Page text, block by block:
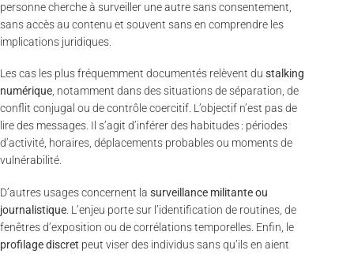
personne cherche à surveiller une autre sans consentement,
sans accès au contenu et souvent sans en comprendre les
implications juridiques.
Les cas les plus fréquemment documentés relèvent du stalking
numérique, notamment dans des situations de séparation, de
conflit conjugal ou de contrôle coercitif. L’objectif n’est pas de
lire des messages. Il s’agit d’inférer des habitudes : périodes
d’activité, horaires, déplacements probables ou moments de
vulnérabilité.
D’autres usages concernent la surveillance militante ou
journalistique . L’enjeu porte sur l’identification de routines, de
fenêtres d’exposition ou de corrélations temporelles. Enfin, le
profilage discret peut viser des individus sans qu’ils en aient